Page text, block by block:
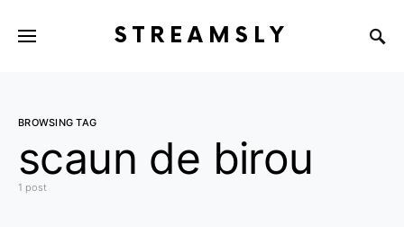
STREAMSLY
BROWSING TAG
scaun de birou
1 post